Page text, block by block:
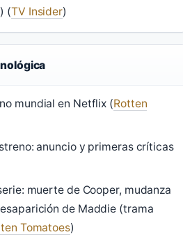
(TV Insider)
mundial en Netflix (Rotten
anuncio y primeras críticas
muerte de Cooper, mudanza
de Maddie (trama
Tomatoes)